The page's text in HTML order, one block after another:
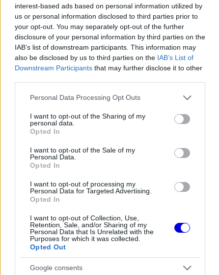
interest-based ads based on personal information utilized by
us or personal information disclosed to third parties prior to
your opt-out. You may separately opt-out of the further
disclosure of your personal information by third parties on the
IAB’s list of downstream participants. This information may
also be disclosed by us to third parties on the IAB’s List of
Downstream Participants that may further disclose it to other
Please note that this website/app uses one or more Google
not limited to your visit or usage behaviour. You may click to
grant or deny consent to Google and its third-party tags to
use your data for below specified purposes in below Google
consent section.
Personal Data Processing Opt Outs
I want to opt-out of the Sharing of my
personal data.
Opted In
I want to opt-out of the Sale of my
Personal Data.
Opted In
I want to opt-out of processing my
Personal Data for Targeted Advertising.
Opted In
I want to opt-out of Collection, Use,
Retention, Sale, and/or Sharing of my
Personal Data that Is Unrelated with the
Purposes for which it was collected.
Opted Out
Google consents
fókuszt és a letisztult gondolkodást. Kollégái
visszajelzése szerint Newey a mérnöki alapelveket
helyezi előtérbe. Cowell ezt így adta vissza:
Video
Player
This
modal
window.
The media could not be loaded, either because
is not supported.
„A héten beszélgettem néhány gépészmérnökkel,
és azt mondták, hogy Adrian számára minden az
első elvek szerinti mérnöki gondolkodásról szól.”
Majd rákérdezett: „Nos, nem mindannyiunk